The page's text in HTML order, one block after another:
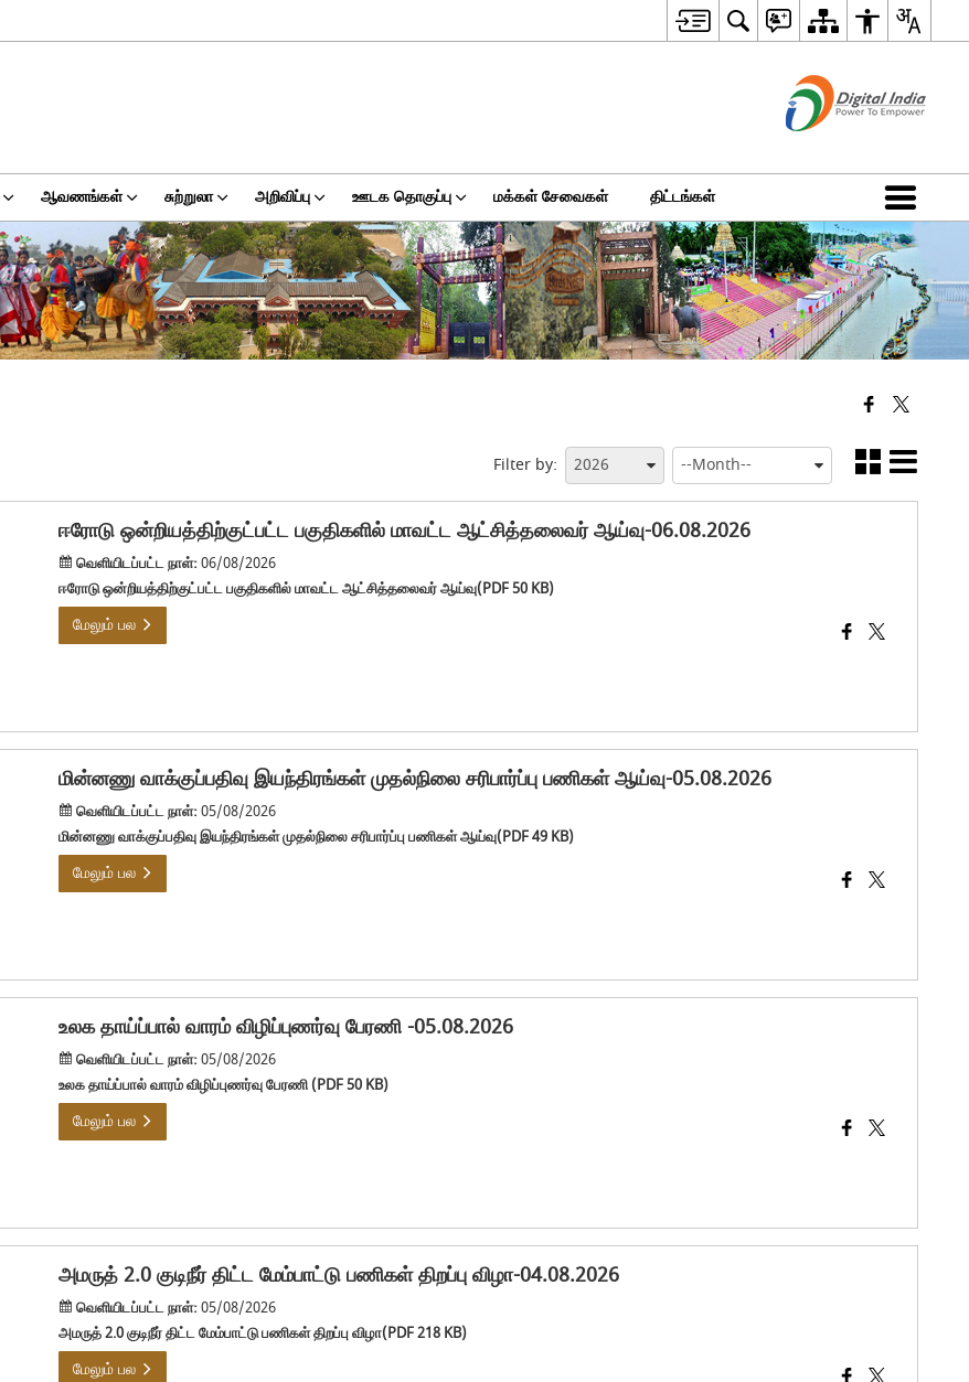
ஆவணங்கள் சுற்றுலா அறிவிப்பு ஊடக தொகுப்பு மக்கள் சேவைகள் திட்டங்கள்
Filter by:
ஈரோடு ஒன்றியத்திற்குட்பட்ட பகுதிகளில் மாவட்ட ஆட்சித்தலைவர் ஆய்வு-06.08.2026
வெளியிடப்பட்ட நாள்: 06/08/2026
ஈரோடு ஒன்றியத்திற்குட்பட்ட பகுதிகளில் மாவட்ட ஆட்சித்தலைவர் ஆய்வு(PDF 50 KB)
மேலும் பல
மின்னணு வாக்குப்பதிவு இயந்திரங்கள் முதல்நிலை சரிபார்ப்பு பணிகள் ஆய்வு-05.08.2026
வெளியிடப்பட்ட நாள்: 05/08/2026
மின்னணு வாக்குப்பதிவு இயந்திரங்கள் முதல்நிலை சரிபார்ப்பு பணிகள் ஆய்வு(PDF 49 KB)
மேலும் பல
உலக தாய்ப்பால் வாரம் விழிப்புணர்வு பேரணி -05.08.2026
வெளியிடப்பட்ட நாள்: 05/08/2026
உலக தாய்ப்பால் வாரம் விழிப்புணர்வு பேரணி (PDF 50 KB)
மேலும் பல
அமருத் 2.0 குடிநீர் திட்ட மேம்பாட்டு பணிகள் திறப்பு விழா-04.08.2026
வெளியிடப்பட்ட நாள்: 05/08/2026
அமருத் 2.0 குடிநீர் திட்ட மேம்பாட்டு பணிகள் திறப்பு விழா(PDF 218 KB)
மேலும் பல